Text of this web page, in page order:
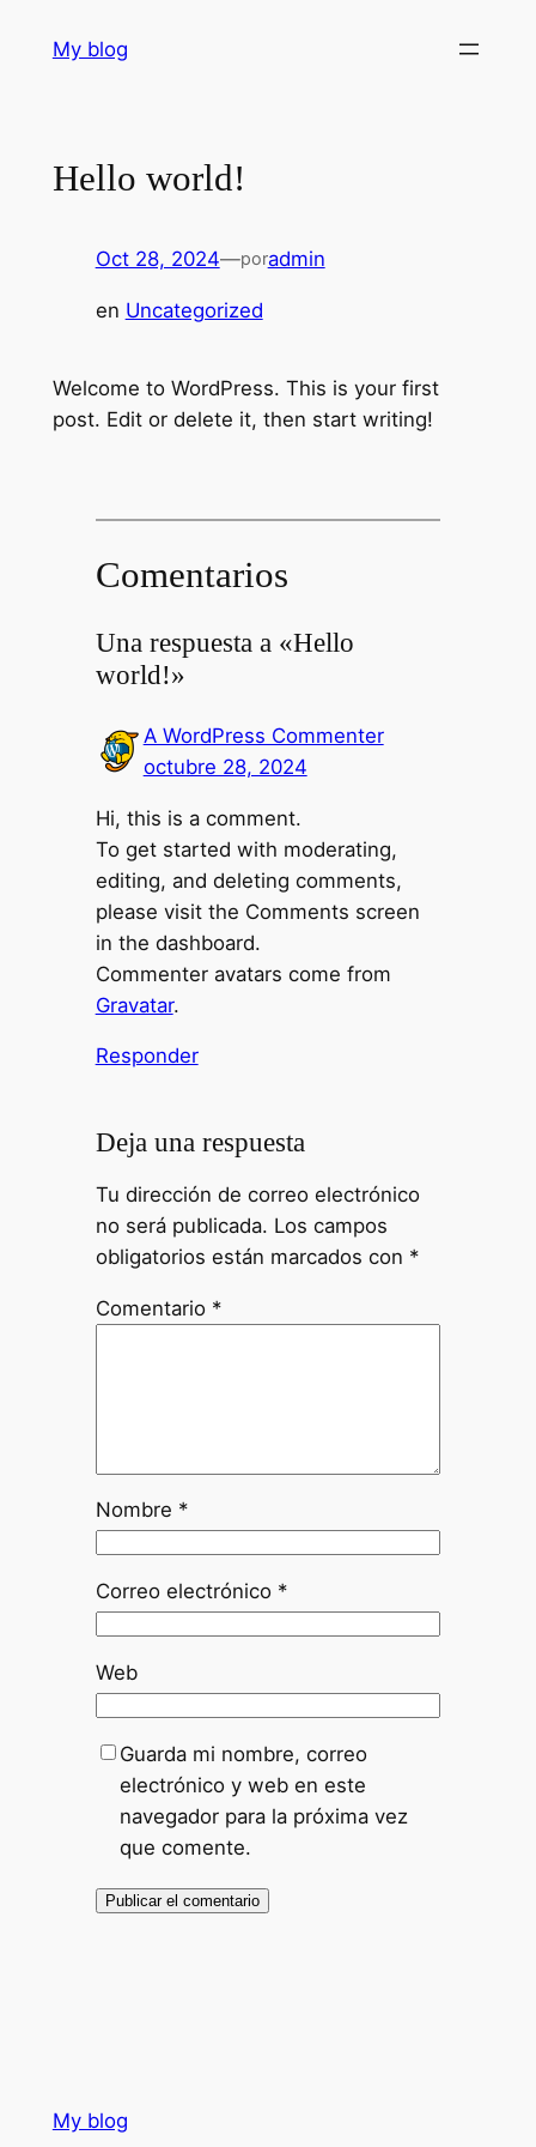
My blog
Hello world!
Oct 28, 2024—poradmin
en Uncategorized
Welcome to WordPress. This is your first
post. Edit or delete it, then start writing!
Comentarios
Una respuesta a «Hello
world!»
A WordPress Commenter
octubre 28, 2024
Hi, this is a comment.
To get started with moderating,
editing, and deleting comments,
please visit the Comments screen
in the dashboard.
Commenter avatars come from
Gravatar.
Responder
Deja una respuesta
Tu dirección de correo electrónico
no será publicada. Los campos
obligatorios están marcados con *
Comentario *
Nombre *
Correo electrónico *
Web
Guarda mi nombre, correo
electrónico y web en este
navegador para la próxima vez
que comente.
My blog